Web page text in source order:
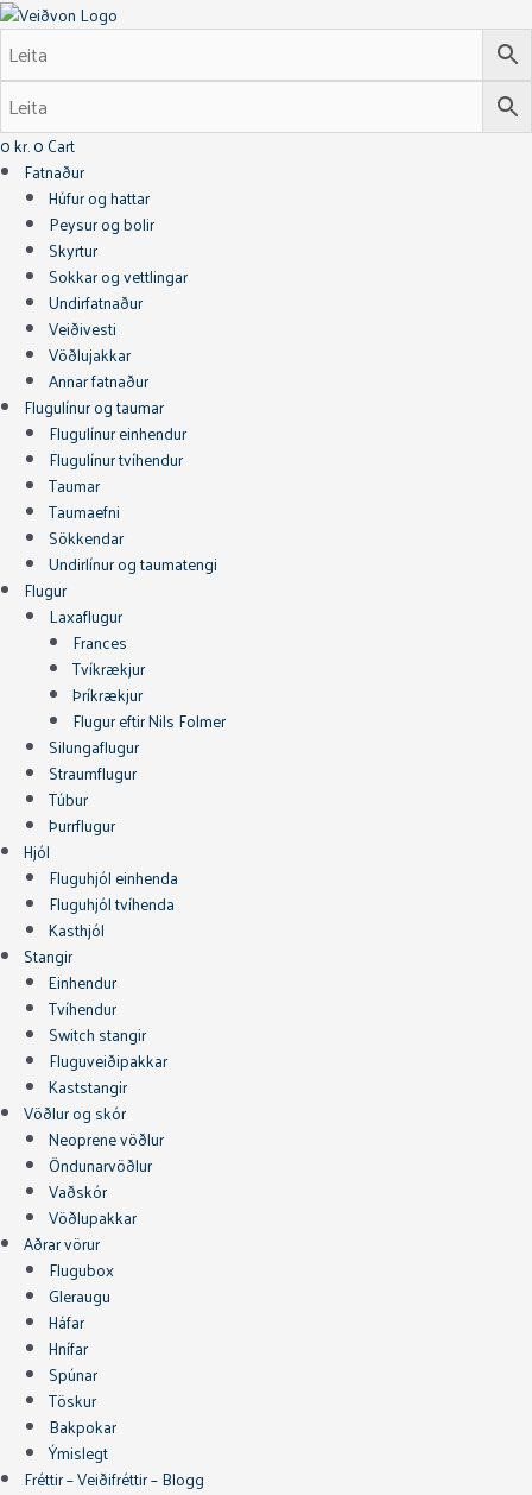
Skip
to
content
0kr.0Cart
Fatnaður
Húfur og hattar
Peysur og bolir
Skyrtur
Sokkar og vettlingar
Undirfatnaður
Veiðivesti
Vöðlujakkar
Annar fatnaður
Flugulínur og taumar
Flugulínur einhendur
Flugulínur tvíhendur
Taumar
Taumaefni
Sökkendar
Undirlínur og taumatengi
Flugur
Laxaflugur
Frances
Tvíkrækjur
Þríkrækjur
Flugur eftir Nils Folmer
Silungaflugur
Straumflugur
Túbur
Þurrflugur
Hjól
Fluguhjól einhenda
Fluguhjól tvíhenda
Kasthjól
Stangir
Einhendur
Tvíhendur
Switch stangir
Fluguveiðipakkar
Kaststangir
Vöðlur og skór
Neoprene vöðlur
Öndunarvöðlur
Vaðskór
Vöðlupakkar
Aðrar vörur
Flugubox
Gleraugu
Háfar
Hnífar
Spúnar
Töskur
Bakpokar
Ýmislegt
Fréttir – Veiðifréttir – Blogg
Frequency
MPX
Moss
WF-
quantity